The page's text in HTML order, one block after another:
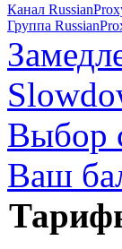
Канал
Группа
Выбор
Ваш